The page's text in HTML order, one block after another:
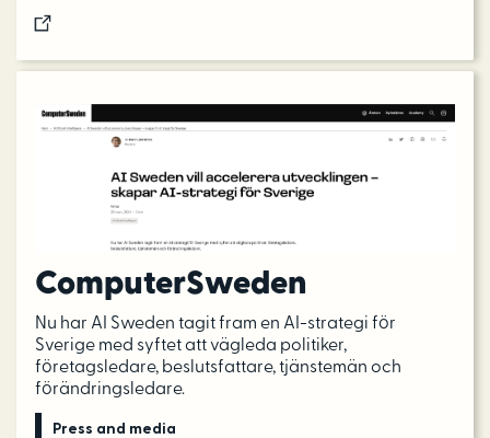
ComputerSweden
Nu har AI Sweden tagit fram en AI-strategi för
Sverige med syftet att vägleda politiker,
företagsledare, beslutsfattare, tjänstemän och
förändringsledare.
Press and media